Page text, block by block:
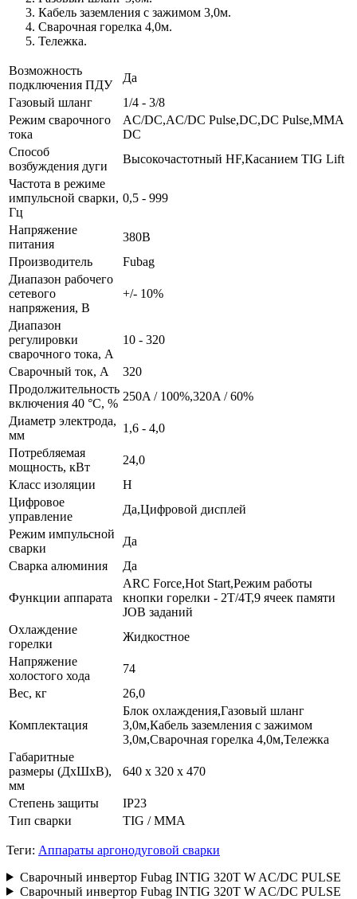
Кабель заземления с зажимом 3,0м.
Сварочная горелка 4,0м.
Тележка.
Возможность
подключения ПДУ
Да
Газовый шланг
1/4 - 3/8
Режим сварочного
тока
AC/DC,AC/DC Pulse,DC,DC Pulse,MMA
DC
Способ
возбуждения дуги
Высокочастотный HF,Касанием TIG Lift
Частота в режиме
импульсной сварки,
Гц
0,5 - 999
Напряжение
питания
380В
Производитель
Fubag
Диапазон рабочего
сетевого
напряжения, B
+/- 10%
Диапазон
регулировки
сварочного тока, А
10 - 320
Сварочный ток, А
320
Продолжительность
включения 40 °C, %
250A / 100%,320A / 60%
Диаметр электрода,
мм
1,6 - 4,0
Потребляемая
мощность, кВт
24,0
Класс изоляции
Н
Цифровое
управление
Да,Цифровой дисплей
Режим импульсной
сварки
Да
Сварка алюминия
Да
Функции аппарата
ARC Force,Hot Start,Режим работы
кнопки горелки - 2Т/4Т,9 ячеек памяти
JOB заданий
Охлаждение
горелки
Жидкостное
Напряжение
холостого хода
74
Вес, кг
26,0
Комплектация
Блок охлаждения,Газовый шланг
3,0м,Кабель заземления с зажимом
3,0м,Сварочная горелка 4,0м,Тележка
Габаритные
размеры (ДхШхВ),
мм
640 х 320 х 470
Степень защиты
IP23
Тип сварки
TIG / MMA
Теги: Аппараты аргонодуговой сварки
Сварочный инвертор Fubag INTIG 320T W AC/DC PULSE
Сварочный инвертор Fubag INTIG 320T W AC/DC PULSE